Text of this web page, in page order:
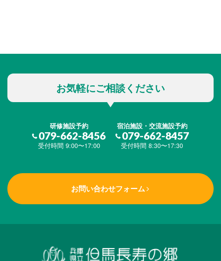
お気軽にご相談ください
研修施設予約
079-662-8456
受付時間 9:00〜17:00
宿泊施設・交流施設予約
079-662-8457
受付時間 8:30〜17:30
お問い合わせフォーム